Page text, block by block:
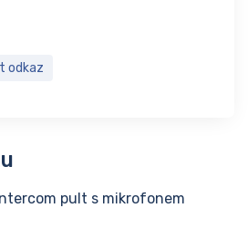
odkaz
pult s mikrofonem